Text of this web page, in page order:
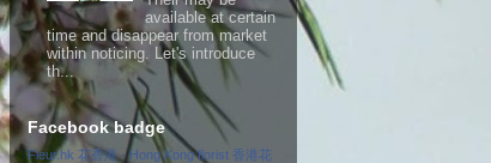
available at certain
time and disappear from market
within noticing. Let's introduce
th...
Facebook badge
Fleur.hk 花香港 - Hong Kong florist 香港花